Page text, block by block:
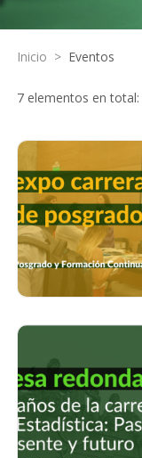
Inicio > Eventos
7 elementos en total: